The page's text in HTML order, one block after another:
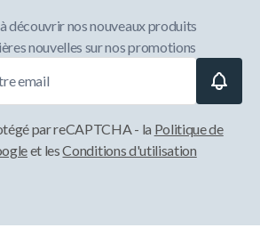
découvrir nos nouveaux produits
nouvelles sur nos promotions
par reCAPTCHA - la Politique de
et lesConditions d'utilisation